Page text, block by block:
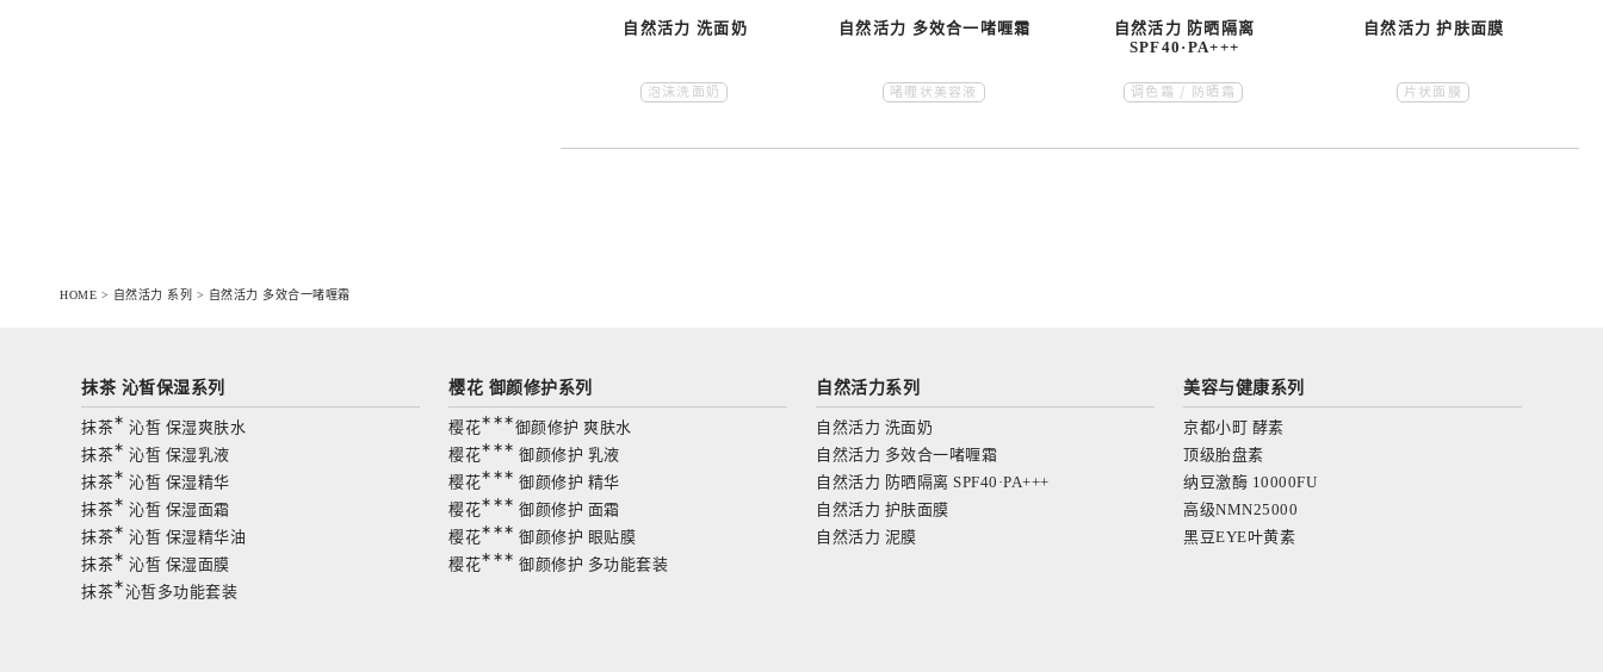
自然活力 洗面奶
泡沫洗面奶
自然活力 多效合一啫喱霜
啫喱状美容液
自然活力 防晒隔离
SPF40·PA+++
调色霜 / 防晒霜
自然活力 护肤面膜
片状面膜
HOME > 自然活力 系列 > 自然活力 多效合一啫喱霜
抹茶 沁皙保湿系列
抹茶∗ 沁皙 保湿爽肤水
抹茶∗ 沁皙 保湿乳液
抹茶∗ 沁皙 保湿精华
抹茶∗ 沁皙 保湿面霜
抹茶∗ 沁皙 保湿精华油
抹茶∗ 沁皙 保湿面膜
抹茶∗沁皙多功能套装
樱花 御颜修护系列
樱花∗∗∗御颜修护 爽肤水
樱花∗∗∗ 御颜修护 乳液
樱花∗∗∗ 御颜修护 精华
樱花∗∗∗ 御颜修护 面霜
樱花∗∗∗ 御颜修护 眼贴膜
樱花∗∗∗ 御颜修护 多功能套装
自然活力系列
自然活力 洗面奶
自然活力 多效合一啫喱霜
自然活力 防晒隔离 SPF40·PA+++
自然活力 护肤面膜
自然活力 泥膜
美容与健康系列
京都小町 酵素
顶级胎盘素
纳豆激酶 10000FU
高级NMN25000
黑豆EYE叶黄素